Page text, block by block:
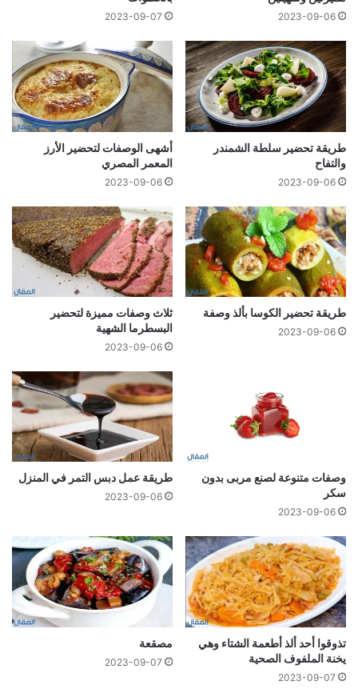
2023-09-06
2023-09-07
طريقة تحضير سلطة الشمندر
والتفاح
2023-09-06
أشهى الوصفات لتحضير الأرز
المعمر المصري
2023-09-06
طريقة تحضير الكوسا بألذ وصفة
2023-09-06
ثلاث وصفات مميزة لتحضير
البسطرما الشهية
2023-09-06
وصفات متنوعة لصنع مربى بدون
سكر
2023-09-06
طريقة عمل دبس التمر في المنزل
2023-09-06
تذوقوا أحد ألذ أطعمة الشتاء وهي
يخنة الملفوف الصحية
2023-09-07
مصقعة
2023-09-07